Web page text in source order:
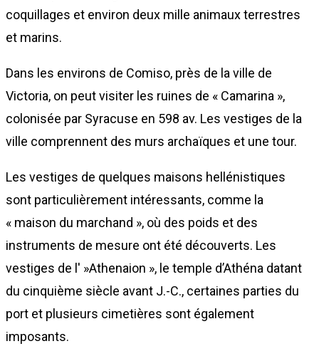
coquillages et environ deux mille animaux terrestres
et marins.
Dans les environs de Comiso, près de la ville de
Victoria, on peut visiter les ruines de « Camarina »,
colonisée par Syracuse en 598 av. Les vestiges de la
ville comprennent des murs archaïques et une tour.
Les vestiges de quelques maisons hellénistiques
sont particulièrement intéressants, comme la
« maison du marchand », où des poids et des
instruments de mesure ont été découverts. Les
vestiges de l' »Athenaion », le temple d’Athéna datant
du cinquième siècle avant J.-C., certaines parties du
port et plusieurs cimetières sont également
imposants.